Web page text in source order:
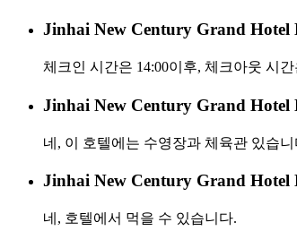
Jinhai New Century Grand
체크인 시간은 14:00이후, 체크아웃 시간
Jinhai New Century Grand
네, 이 호텔에는 수영장과 체육관 있습
Jinhai New Century Grand
네, 호텔에서 먹을 수 있습니다.